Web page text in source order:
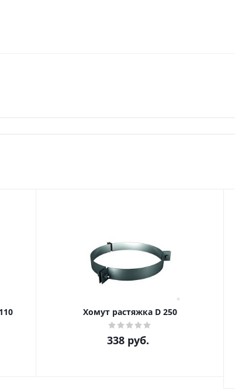
Хомут растяжка D 250
338 руб.